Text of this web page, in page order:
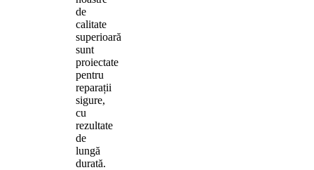
de
calitate
superioară
sunt
proiectate
pentru
reparații
sigure,
cu
rezultate
de
lungă
durată.